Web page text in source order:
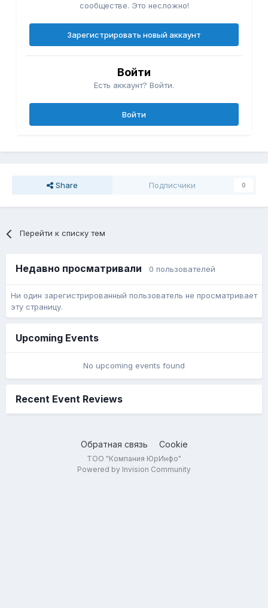
сообществе. Это несложно!
Зарегистрировать новый аккаунт
Войти
Есть аккаунт? Войти.
Войти
Share Подписчики 0
Перейти к списку тем
Недавно просматривали 0 пользователей
Ни один зарегистрированный пользователь не просматривает
эту страницу.
Upcoming Events
No upcoming events found
Recent Event Reviews
Обратная связь Cookie
ТОО "Компания ЮрИнфо"
Powered by Invision Community